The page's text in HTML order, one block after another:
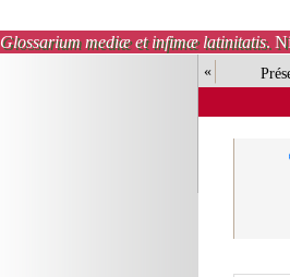
Glossarium mediæ et infimæ latinitatis.
«